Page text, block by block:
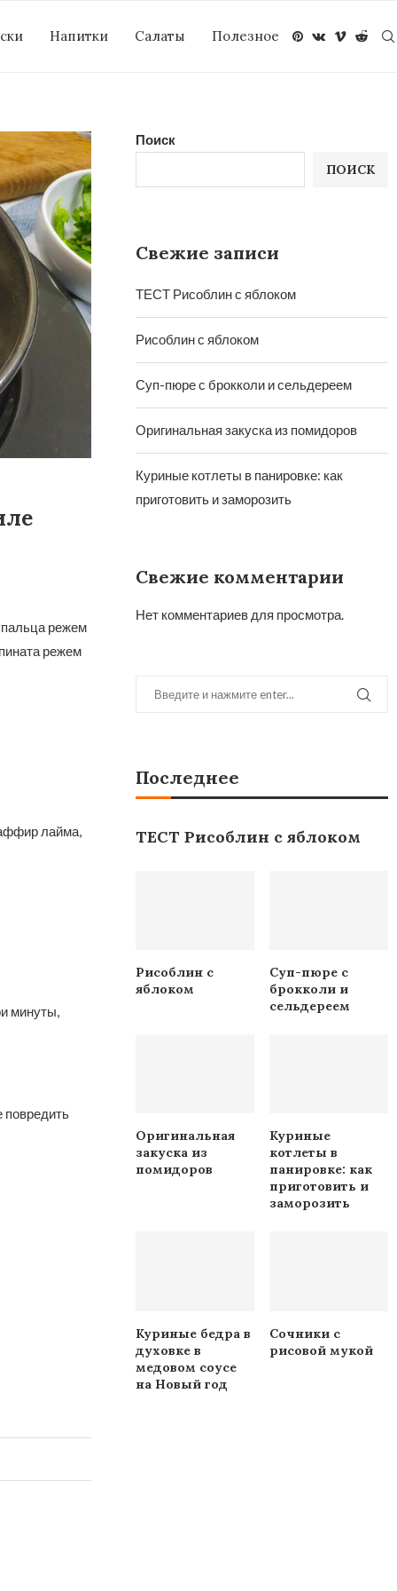
Напитки Салаты Полезное
режем
режем
лайма,
минуты,
повредить
Поиск
ПОИСК
Свежие записи
ТЕСТ Рисоблин с яблоком
Рисоблин с яблоком
Суп-пюре с брокколи и сельдереем
Оригинальная закуска из помидоров
Куриные котлеты в панировке: как
приготовить и заморозить
Свежие комментарии
Нет комментариев для просмотра.
Последнее
ТЕСТ Рисоблин с яблоком
Рисоблин с
яблоком
Суп-пюре с
брокколи и
сельдереем
Оригинальная
закуска из
помидоров
Куриные
котлеты в
панировке: как
приготовить и
заморозить
Куриные бедра в
духовке в
медовом соусе
на Новый год
Сочники с
рисовой мукой